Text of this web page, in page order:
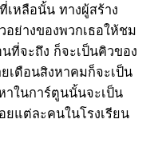
หลือนั้น ทางผู้สร้าง
ย่างของพวกเธอให้ชม
ที่จะถึง ก็จะเป็นคิวของ
เดือนสิงหาคมก็จะเป็น
ในการ์ตูนนั้นจะเป็น
ยแต่ละคนในโรงเรียน